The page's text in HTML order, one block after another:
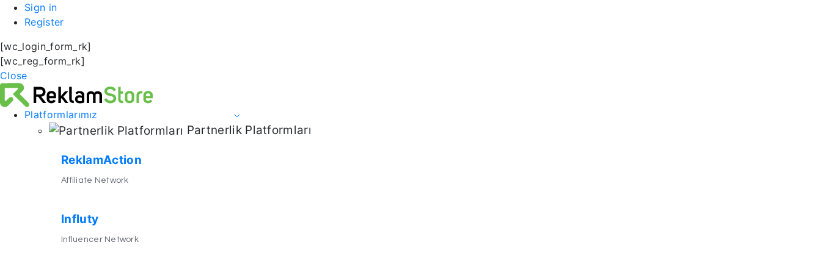
Sign in
Register
[wc_login_form_rk]
[wc_reg_form_rk]
Close
Platformlarımız
Partnerlik Platformları
ReklamAction
Affiliate Network
Influty
Influencer Network